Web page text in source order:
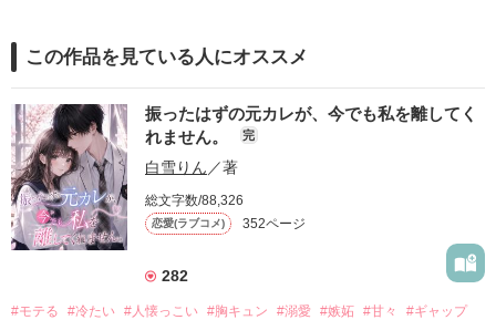
この作品を見ている人にオススメ
振ったはずの元カレが、今でも私を離してく
れません。
完
白雪りん ／著
総文字数/88,326
恋愛(ラブコメ) 352ページ
282
#モテる #冷たい #人懐っこい #胸キュン #溺愛 #嫉妬 #甘々 #ギャップ